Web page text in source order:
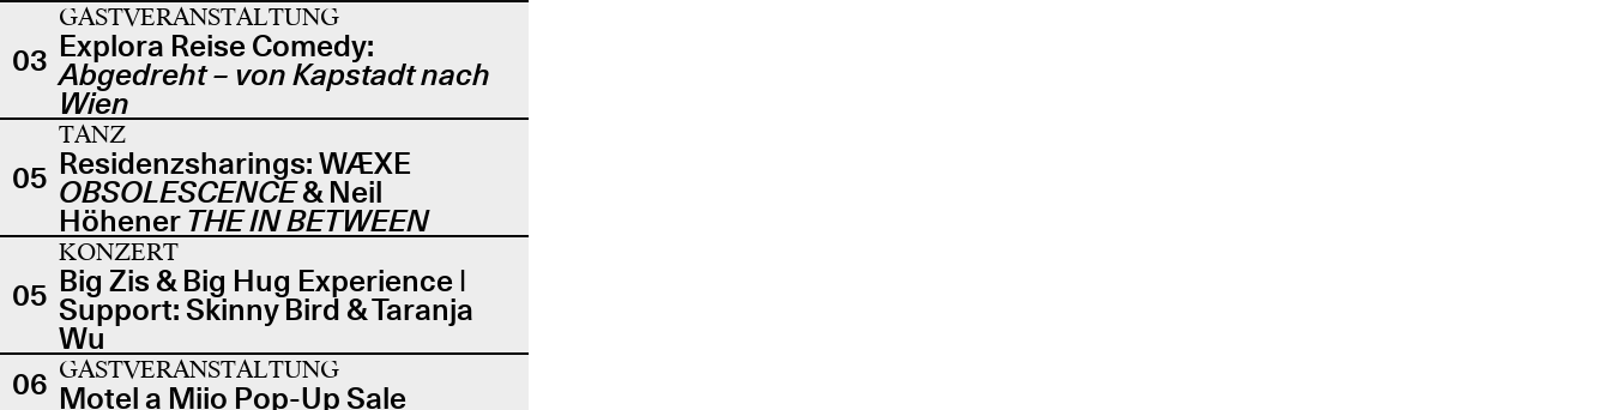
03
GASTVERANSTALTUNG
Explora Reise Comedy:
Abgedreht – von Kapstadt nach
Wien
05
TANZ
Residenzsharings: WÆXE
OBSOLESCENCE& Neil
Höhener THE IN BETWEEN
05
KONZERT
Big Zis & Big Hug Experience |
Support: Skinny Bird & Taranja
Wu
06 GASTVERANSTALTUNG
Motel a Miio Pop-Up Sale